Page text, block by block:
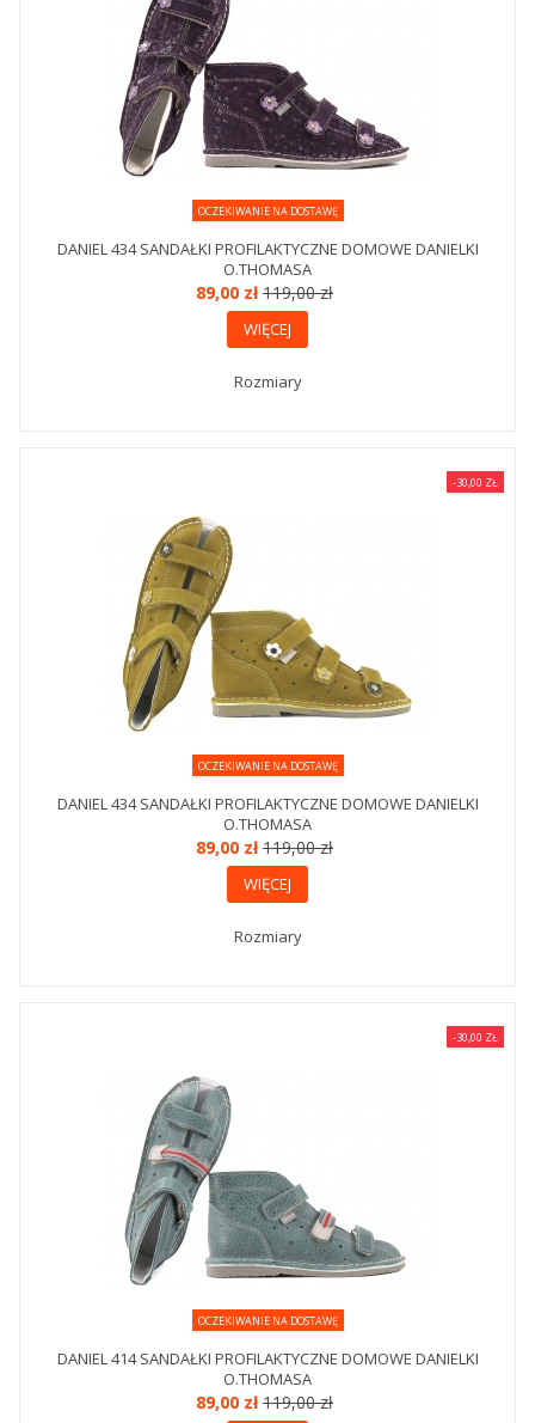
OCZEKIWANIE NA DOSTAWĘ
DANIEL 434 SANDAŁKI PROFILAKTYCZNE DOMOWE DANIELKI
O.THOMASA
89,00 zł119,00 zł
WIĘCEJ
Rozmiary
-30,00 ZŁ
OCZEKIWANIE NA DOSTAWĘ
DANIEL 434 SANDAŁKI PROFILAKTYCZNE DOMOWE DANIELKI
O.THOMASA
89,00 zł119,00 zł
WIĘCEJ
Rozmiary
-30,00 ZŁ
OCZEKIWANIE NA DOSTAWĘ
DANIEL 414 SANDAŁKI PROFILAKTYCZNE DOMOWE DANIELKI
O.THOMASA
89,00 zł119,00 zł